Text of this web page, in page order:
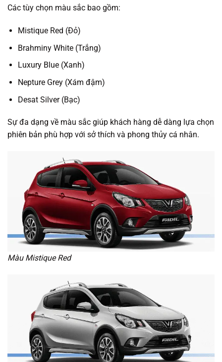
Các tùy chọn màu sắc bao gồm:
Mistique Red (Đỏ)
Brahminy White (Trắng)
Luxury Blue (Xanh)
Nepture Grey (Xám đậm)
Desat Silver (Bạc)
Sự đa dạng về màu sắc giúp khách hàng dễ dàng lựa chọn
phiên bản phù hợp với sở thích và phong thủy cá nhân.
Màu Mistique Red